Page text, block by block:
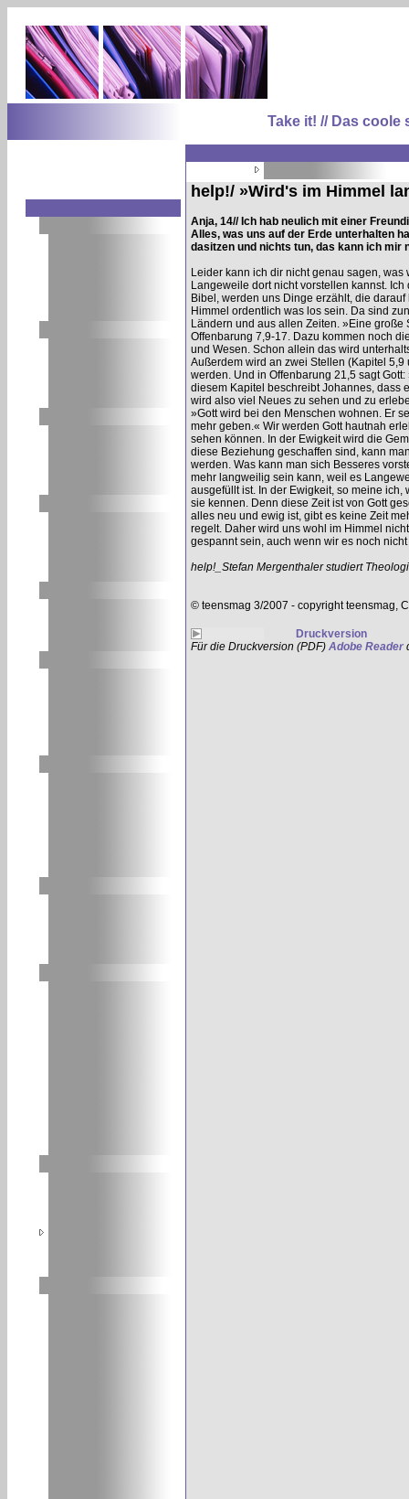
Take it! // Das
help!/ »Wird's im Himmel
Anja, 14// Ich hab neulich mit einer
Alles, was uns auf der Erde unterhalten
dasitzen und nichts tun, das kann ich mir
Leider kann ich dir nicht genau sagen,
Langeweile dort nicht vorstellen kannst.
Bibel, werden uns Dinge erzählt, die
Himmel ordentlich was los sein. Da sind
Ländern und aus allen Zeiten. »Eine
Offenbarung 7,9-17. Dazu kommen noch
und Wesen. Schon allein das wird
Außerdem wird an zwei Stellen (Kapitel
werden. Und in Offenbarung 21,5 sagt
diesem Kapitel beschreibt Johannes, dass
wird also viel Neues zu sehen und zu
»Gott wird bei den Menschen wohnen. Er
mehr geben.« Wir werden Gott hautnah
sehen können. In der Ewigkeit wird die
diese Beziehung geschaffen sind, kann
werden. Was kann man sich Besseres
mehr langweilig sein kann, weil es
ausgefüllt ist. In der Ewigkeit, so meine
sie kennen. Denn diese Zeit ist von Gott
alles neu und ewig ist, gibt es keine Zeit
regelt. Daher wird uns wohl im Himmel
gespannt sein, auch wenn wir es noch
help!_Stefan Mergenthaler studiert
© teensmag 3/2007 - copyright teensmag,
Druckversion
Für die Druckversion (PDF) Adobe Reader